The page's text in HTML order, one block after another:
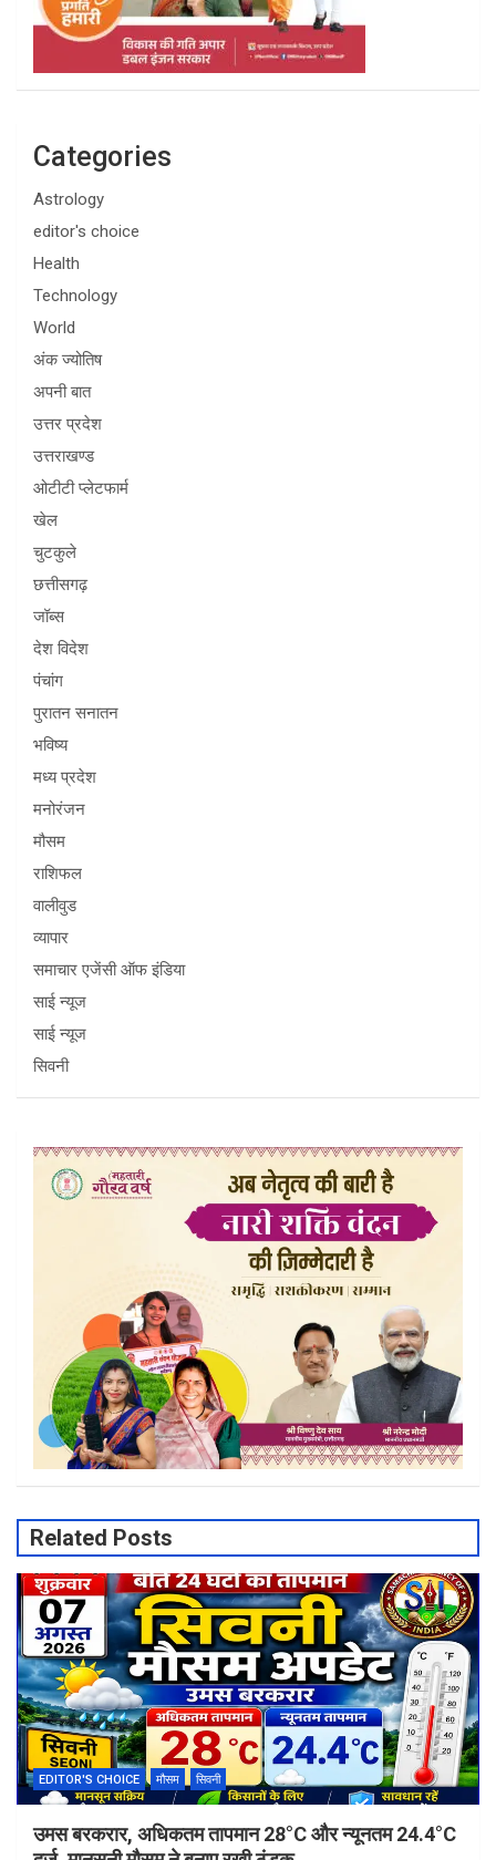
Categories
Astrology
editor's choice
Health
Technology
World
अंक ज्योतिष
अपनी बात
उत्तर प्रदेश
उत्तराखण्ड
ओटीटी प्लेटफार्म
खेल
चुटकुले
छत्तीसगढ़
जॉब्स
देश विदेश
पंचांग
पुरातन सनातन
भविष्य
मध्य प्रदेश
मनोरंजन
मौसम
राशिफल
वालीवुड
व्यापार
समाचार एजेंसी ऑफ इंडिया
साई न्यूज
साई न्यूज
सिवनी
Related Posts
EDITOR'S CHOICE मौसम सिवनी
उमस बरकरार, अधिकतम तापमान 28°C और न्यूनतम 24.4°C